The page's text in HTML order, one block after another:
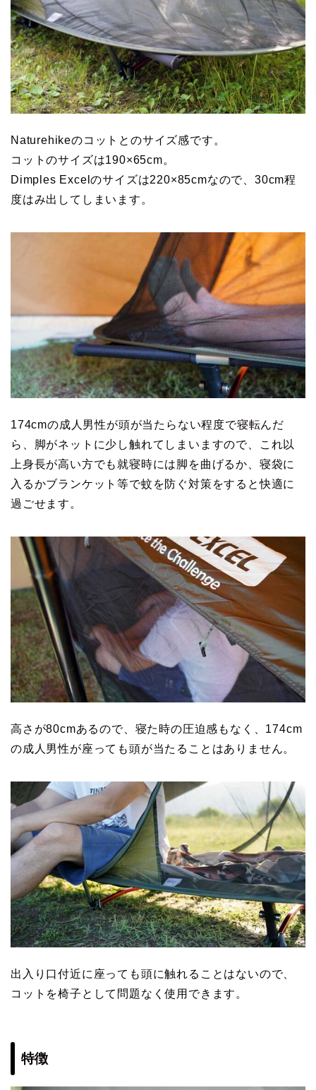
Naturehikeのコットとのサイズ感です。
コットのサイズは190×65cm。
Dimples Excelのサイズは220×85cmなので、30cm程
度はみ出してしまいます。
174cmの成人男性が頭が当たらない程度で寝転んだ
ら、脚がネットに少し触れてしまいますので、これ以
上身長が高い方でも就寝時には脚を曲げるか、寝袋に
入るかブランケット等で蚊を防ぐ対策をすると快適に
過ごせます。
高さが80cmあるので、寝た時の圧迫感もなく、174cm
の成人男性が座っても頭が当たることはありません。
出入り口付近に座っても頭に触れることはないので、
コットを椅子として問題なく使用できます。
特徴